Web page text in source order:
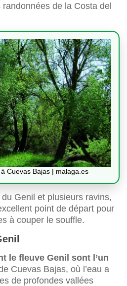
de la Costa del
Cuevas Bajas | malaga.es
Genil et plusieurs ravins,
point de départ pour
à couper le souffle.
le fleuve Genil sont l’un
Cuevas Bajas, où l’eau a
de profondes vallées